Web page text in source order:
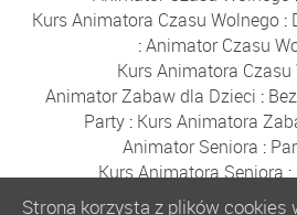
Kurs Animatora Czasu Wolnego:
:Animator Czasu
Kurs Animatora Czasu
Animator Zabaw dla Dzieci :
Party : Kurs Animatora
Animator Seniora :
Kurs Animatora Seniora:
Tatuaże dla Dzieci: Tatuaże
Strona korzysta z plików cookies